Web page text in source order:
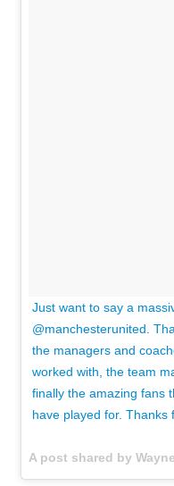
Just want to say a
@manchesterunited.
the managers and
worked with, the team
finally the amazing fans
have played for.